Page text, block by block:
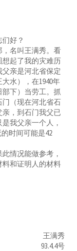
好？
名叫王满秀。看
起了我的灾难历
亲是河北省保定
水），在1940年
下）当劳工。抓
（现在河北省石
，到石门我父已
我父亲一个人，
时间可能是42
情况能做参考，
和证明人的材料
王满秀
93.4.4号